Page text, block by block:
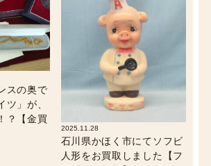
スの奥で
ツ」が、
？【金買
2025.11.28
石川県かほく市にてソフビ
人形をお買取しました【フ